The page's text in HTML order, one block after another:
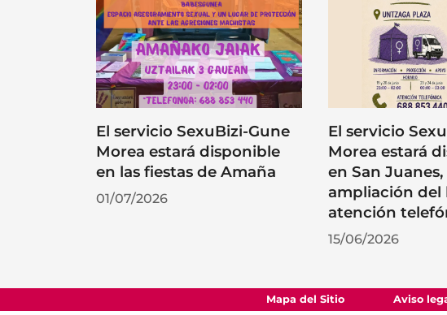
El servicio SexuBizi-Gune
Morea estará disponible
en las fiestas de Amaña
01/07/2026
El servicio
Morea estará
en San
ampliación del
atención
15/06/2026
Mapa del Sitio Aviso